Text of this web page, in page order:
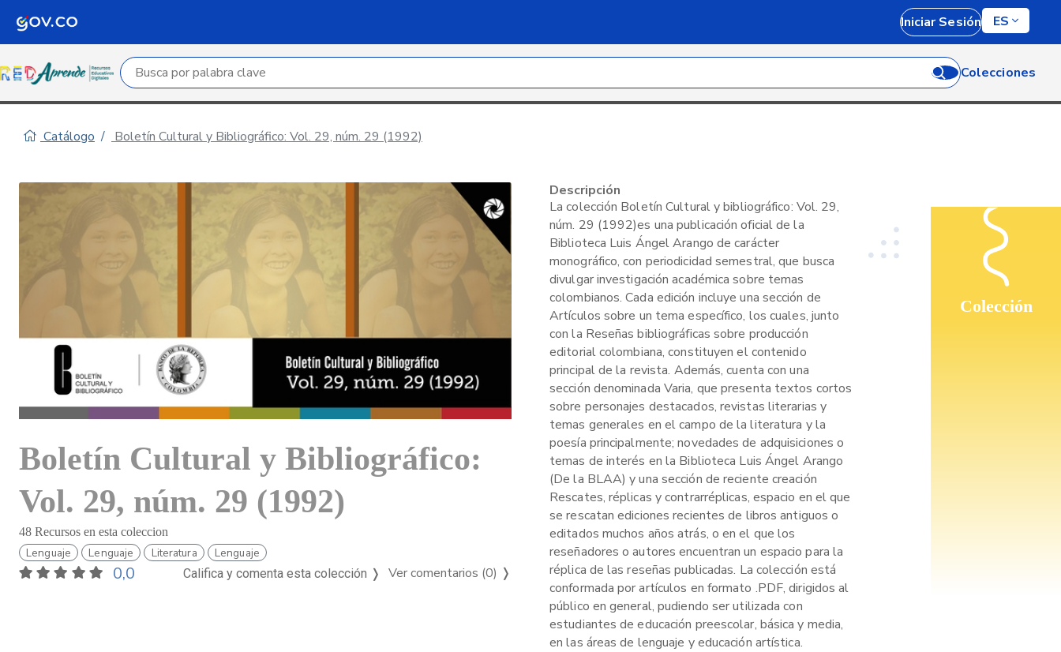
Iniciar Sesión ES
Campo de búsqueda por palabra clave Colecciones
Catálogo Boletín Cultural y Bibliográfico: Vol. 29, núm. 29 (1992)
Colección
Boletín Cultural y Bibliográfico:
Vol. 29, núm. 29 (1992)
48 Recursos en esta coleccion
Lenguaje Lenguaje Literatura Lenguaje
0,0 Califica y comenta esta colección ❭ Ver comentarios (0) ❭
Descripción
La colección Boletín Cultural y bibliográfico: Vol. 29,
núm. 29 (1992)es una publicación oficial de la
Biblioteca Luis Ángel Arango de carácter
monográfico, con periodicidad semestral, que busca
divulgar investigación académica sobre temas
colombianos. Cada edición incluye una sección de
Artículos sobre un tema específico, los cuales, junto
con la Reseñas bibliográficas sobre producción
editorial colombiana, constituyen el contenido
principal de la revista. Además, cuenta con una
sección denominada Varia, que presenta textos cortos
sobre personajes destacados, revistas literarias y
temas generales en el campo de la literatura y la
poesía principalmente; novedades de adquisiciones o
temas de interés en la Biblioteca Luis Ángel Arango
(De la BLAA) y una sección de reciente creación
Rescates, réplicas y contrarréplicas, espacio en el que
se rescatan ediciones recientes de libros antiguos o
editados muchos años atrás, o en el que los
reseñadores o autores encuentran un espacio para la
réplica de las reseñas publicadas. La colección está
conformada por artículos en formato .PDF, dirigidos al
público en general, pudiendo ser utilizada con
estudiantes de educación preescolar, básica y media,
en las áreas de lenguaje y educación artística.